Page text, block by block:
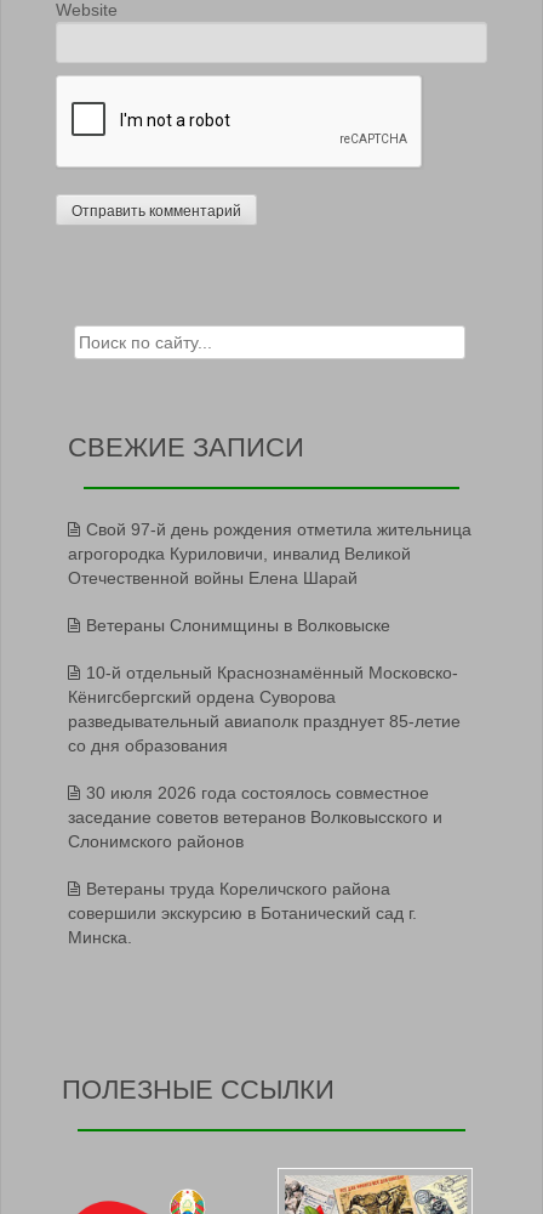
Website
Search for:
СВЕЖИЕ ЗАПИСИ
Свой 97-й день рождения отметила жительница
агрогородка Куриловичи, инвалид Великой
Отечественной войны Елена Шарай
Ветераны Слонимщины в Волковыске
10-й отдельный Краснознамённый Московско-
Кёнигсбергский ордена Суворова
разведывательный авиаполк празднует 85-летие
со дня образования
30 июля 2026 года состоялось совместное
заседание советов ветеранов Волковысского и
Слонимского районов
Ветераны труда Кореличского района
совершили экскурсию в Ботанический сад г.
Минска.
ПОЛЕЗНЫЕ ССЫЛКИ